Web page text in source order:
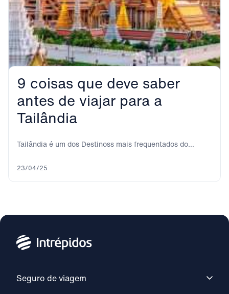
9 coisas que deve saber
antes de viajar para a
Tailândia
Tailândia é um dos Destinoss mais frequentados do
23/04/25
Seguro de viagem